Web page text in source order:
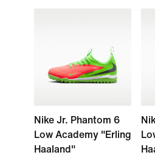
Nike Jr. Phantom 6
Low Academy "Erling
Haaland"